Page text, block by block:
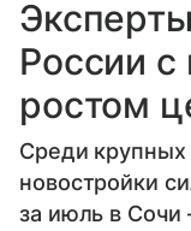
России
ростом
Среди крупных
новостройки
за июль в Сочи